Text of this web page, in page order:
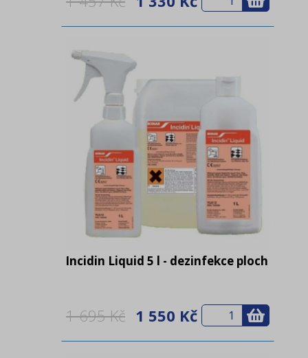
Incidin Liquid 5 l - dezinfekce ploch
1 695 Kč 1 550 Kč